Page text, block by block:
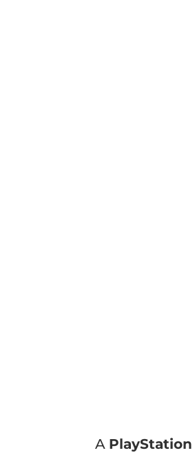
A PlayStation